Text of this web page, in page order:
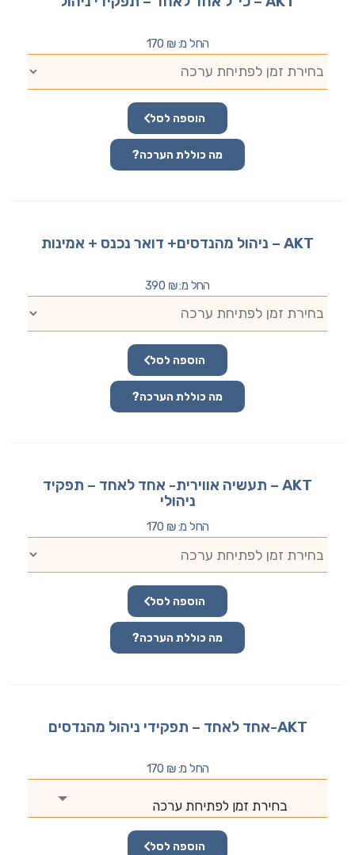
החל מ: 170 ₪
הוספה לסל
מה כוללת הערכה?
AKT – ניהול מהנדסים+ דואר נכנס + אמינות
החל מ: 390 ₪
הוספה לסל
מה כוללת הערכה?
AKT – תעשיה אווירית- אחד לאחד – תפקיד
ניהולי
החל מ: 170 ₪
הוספה לסל
מה כוללת הערכה?
AKT-אחד לאחד – תפקידי ניהול מהנדסים
החל מ: 170 ₪
בחירת זמן לפתיחת ערכה
הוספה לסל